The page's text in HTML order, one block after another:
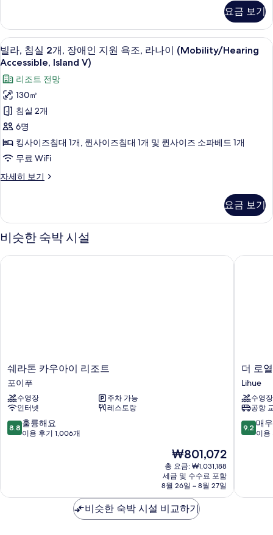
설,
간
이
주
방
(Mobility/HearingAccess,
Coastline
Vie)
사
진
모
기
시
설,
간
이
주
방
(Mobility/HearingAccess,
Coastline
Vie)
자
세
보
기
조,
주
방
(Mobility/HearingAccessible,
Island
Vi)
사
진
모
두
보
3
개,
장
애
지
원
욕
조,
주
(Mobility/HearingAccessible,
Island
자
기
요금 보기
빌
라,
침
실
2
개,
장
애
지
욕
조,
라
나
진
모
두
기
고급 침구, 오리/거위털 이불, 필로우
15
빌라, 침실 2개, 장애인 지원 욕조, 라나이 (Mobility/Hearing
Accessible, Island V)
리조트 전망
130㎡
침실 2개
6명
킹사이즈침대 1개, 퀸사이즈침대 1개 및 퀸사이즈 소파베드 1개
무료 WiFi
자세히 보기
빌
2
개,
장
인
Island
세
요금 보기
비슷한 숙박 시설
쉐
라
톤
카
우
아
이
푸
쉐라톤 카우아이 리조트
포이푸
수영장
주차 가능
인터넷
레스토랑
10
점
훌
8.8 훌륭해요
이용 후기 1,006개
현
재
요
금
₩801,072
₩801,072
총 요금: ₩1,031,188
세금 및 수수료 포함
8월 26일 ~ 8월 27일
쉐라톤 카우아이 리조트
더
로
열
소
네
스
타
조
더 로
Lihue
수영장
공항
10
점
매
9.2 매
이용
더 로열
비슷한 숙박 시설 비교하기